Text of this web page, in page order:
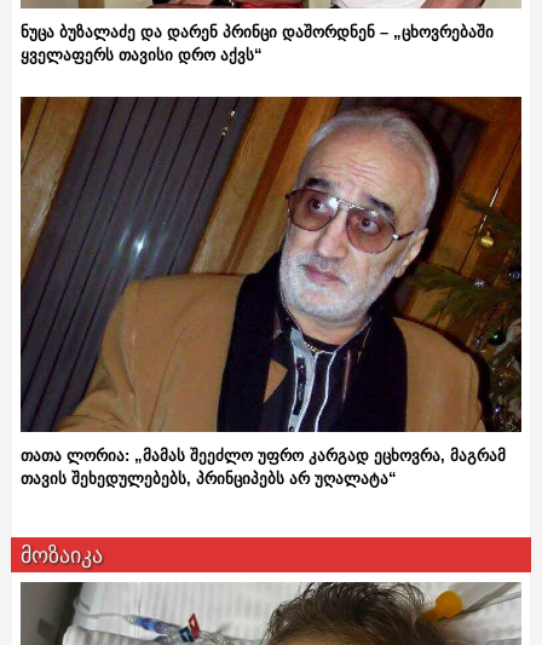
ნუცა ბუზალაძე და დარენ პრინცი დაშორდნენ – „ცხოვრებაში
ყველაფერს თავისი დრო აქვს“
თათა ლორია: „მამას შეეძლო უფრო კარგად ეცხოვრა, მაგრამ
თავის შეხედულებებს, პრინციპებს არ უღალატა“
მოზაიკა